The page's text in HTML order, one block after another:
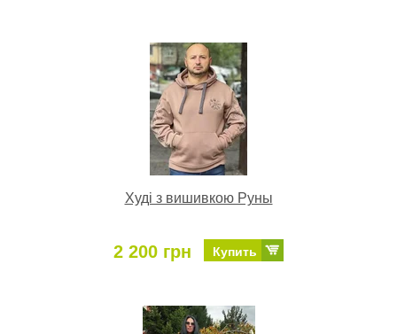
Худі з вишивкою Руны
2 200 грн Купить